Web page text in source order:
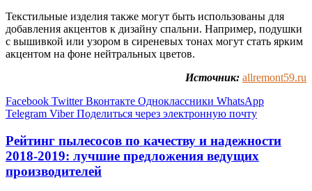
Текстильные изделия также могут быть использованы для
добавления акцентов к дизайну спальни. Например, подушки
с вышивкой или узором в сиреневых тонах могут стать ярким
акцентом на фоне нейтральных цветов.
Источник: allremont59.ru
Facebook Twitter Вконтакте Одноклассники WhatsApp
Telegram Viber Поделиться через электронную почту
Рейтинг пылесосов по качеству и надежности
2018-2019: лучшие предложения ведущих
производителей